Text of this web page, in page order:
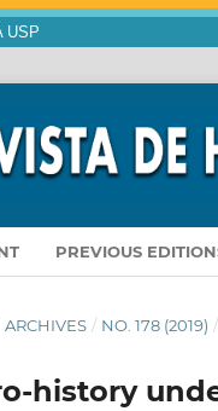
USP
PREVIOUS
ARCHIVES / NO. 178 (2019) /
history